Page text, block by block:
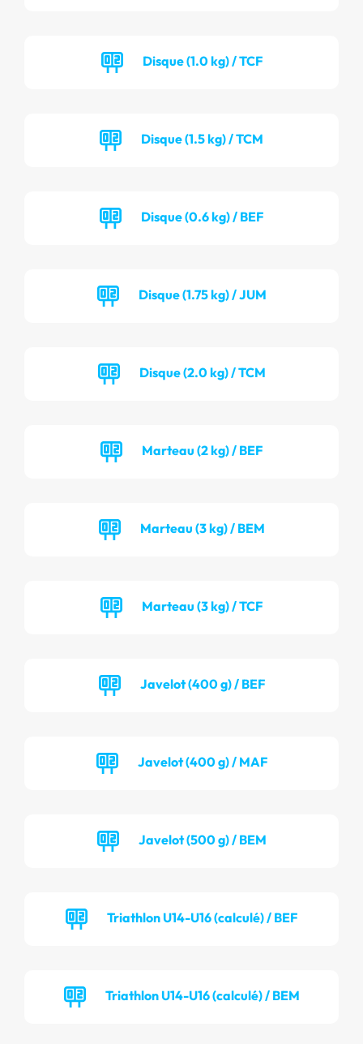
Disque (1.0 kg) / TCF
Disque (1.5 kg) / TCM
Disque (0.6 kg) / BEF
Disque (1.75 kg) / JUM
Disque (2.0 kg) / TCM
Marteau (2 kg) / BEF
Marteau (3 kg) / BEM
Marteau (3 kg) / TCF
Javelot (400 g) / BEF
Javelot (400 g) / MAF
Javelot (500 g) / BEM
Triathlon U14-U16 (calculé) / BEF
Triathlon U14-U16 (calculé) / BEM